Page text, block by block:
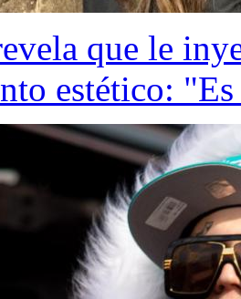
que le
estético: